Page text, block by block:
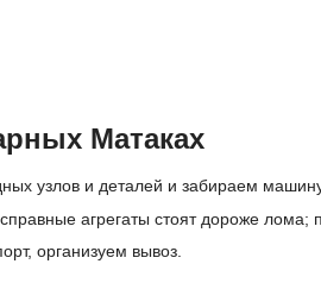
Матаках
узлов и деталей и забираем
агрегаты стоят дороже лома;
организуем вывоз.